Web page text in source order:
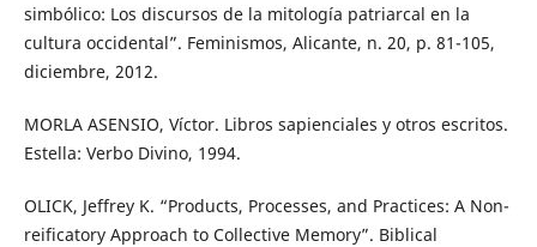
simbólico: Los discursos de la mitología patriarcal en la
cultura occidental”. Feminismos, Alicante, n. 20, p. 81-105,
diciembre, 2012.
MORLA ASENSIO, Víctor. Libros sapienciales y otros escritos.
Estella: Verbo Divino, 1994.
OLICK, Jeffrey K. “Products, Processes, and Practices: A Non-
reificatory Approach to Collective Memory”. Biblical